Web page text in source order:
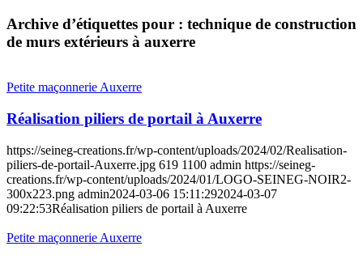
Archive d’étiquettes pour : technique de construction
de murs extérieurs à auxerre
Petite maçonnerie Auxerre
Réalisation piliers de portail à Auxerre
https://seineg-creations.fr/wp-content/uploads/2024/02/Realisation-
piliers-de-portail-Auxerre.jpg 619 1100 admin https://seineg-
creations.fr/wp-content/uploads/2024/01/LOGO-SEINEG-NOIR2-
300x223.png admin2024-03-06 15:11:292024-03-07
09:22:53Réalisation piliers de portail à Auxerre
Petite maçonnerie Auxerre